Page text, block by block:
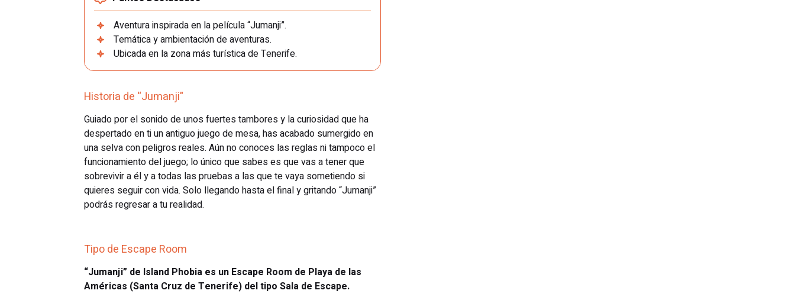
Aventura inspirada en la película “Jumanji”.
Temática y ambientación de aventuras.
Ubicada en la zona más turística de Tenerife.
Historia de “Jumanji"
Guiado por el sonido de unos fuertes tambores y la curiosidad que ha
despertado en ti un antiguo juego de mesa, has acabado sumergido en
una selva con peligros reales. Aún no conoces las reglas ni tampoco el
funcionamiento del juego; lo único que sabes es que vas a tener que
sobrevivir a él y a todas las pruebas a las que te vaya sometiendo si
quieres seguir con vida. Solo llegando hasta el final y gritando “Jumanji”
podrás regresar a tu realidad.
Tipo de Escape Room
“Jumanji” de Island Phobia es un Escape Room de Playa de las
Américas (Santa Cruz de Tenerife) del tipo Sala de Escape.